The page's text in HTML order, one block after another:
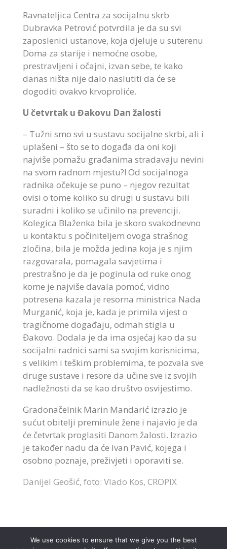
Ravnateljica Centra za socijalnu skrb
Dubravka Petrović potvrdila je da su svi
zaposlenici ustanove, koja djeluje u suterenu
Doma za starije i nemoćne osobe,
prestravljeni i očajni, izvan sebe, te kako
danas ništa nije dalo naslutiti da će se
dogoditi ovakvo krvoproliće.
U četvrtak u Đakovu Dan žalosti
– Tužni smo svi u sustavu socijalne skrbi, ali i
uplašeni – što se to događa da oni koji
najviše pomažu građanima stradavaju nevini
na svom radnom mjestu?! Od socijalnoga
radnika očekuje se puno – njegov rezultat
ovisi o tome koliko su drugi u sustavu bili
suradni i koliko se učinilo na prevenciji.
Kolegica Blaženka bila je skoro svakodnevno
u kontaktu s počiniteljem ovoga strašnog
zločina, bila je možda jedina koja je s njim
razgovarala, pomagala savjetima i
prestrašno je da je poginula od ruke onog
kome je najviše davala pomoć, vidno
potresena kazala je resorna ministrica Nada
Murganić, koja je, kada je primila vijest o
tragičnome događaju, odmah stigla u
Đakovo. Dodala je da ima osjećaj kao da su
socijalni radnici sami sa svojim korisnicima,
s velikim i teškim problemima, te pozvala sve
druge sustave i resore da učine sve iz svojih
nadležnosti da se kao društvo osvijestimo.
Gradonačelnik Marin Mandarić izrazio je
sućut obitelji preminule žene i najavio je da
će četvrtak proglasiti Danom žalosti. Izrazio
je također nadu da će Ivan Pavić, kojega i
osobno poznaje, preživjeti i oporaviti se.
Danijel Geošić, foto: Vlado Kos, CROPIX
We use cookies to ensure that we give you the best